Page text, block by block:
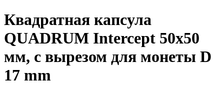
Квадратная капсула
QUADRUM Intercept 50х50
мм, с вырезом для монеты D
17 mm